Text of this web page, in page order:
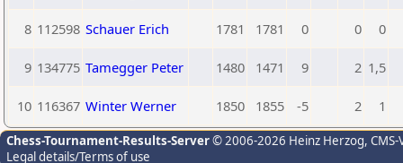
8 112598 Schauer Erich 1781 1781 0 0 0
9 134775 Tamegger Peter 1480 1471 9 2 1,5
10 116367 Winter Werner 1850 1855 -5 2 1
Chess-Tournament-Results-Server© 2006-2026 Heinz Herzog,
Legal details/Terms of use